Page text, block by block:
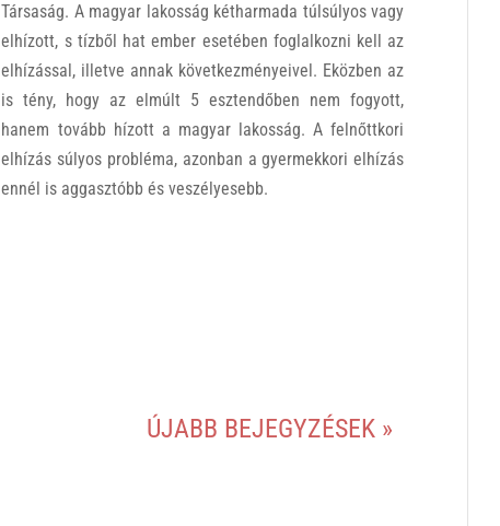
Társaság. A magyar lakosság kétharmada túlsúlyos vagy
elhízott, s tízből hat ember esetében foglalkozni kell az
elhízással, illetve annak következményeivel. Eközben az
is tény, hogy az elmúlt 5 esztendőben nem fogyott,
hanem tovább hízott a magyar lakosság. A felnőttkori
elhízás súlyos probléma, azonban a gyermekkori elhízás
ennél is aggasztóbb és veszélyesebb.
ÚJABB BEJEGYZÉSEK »